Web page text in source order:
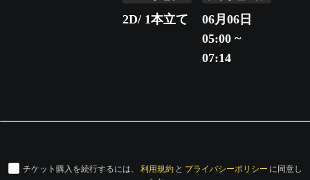
2D/ 1本立て
06月06日
05:00 ~
07:14
チケット購入を続行するには、 利用規約 と プライバシーポリシー に同意し